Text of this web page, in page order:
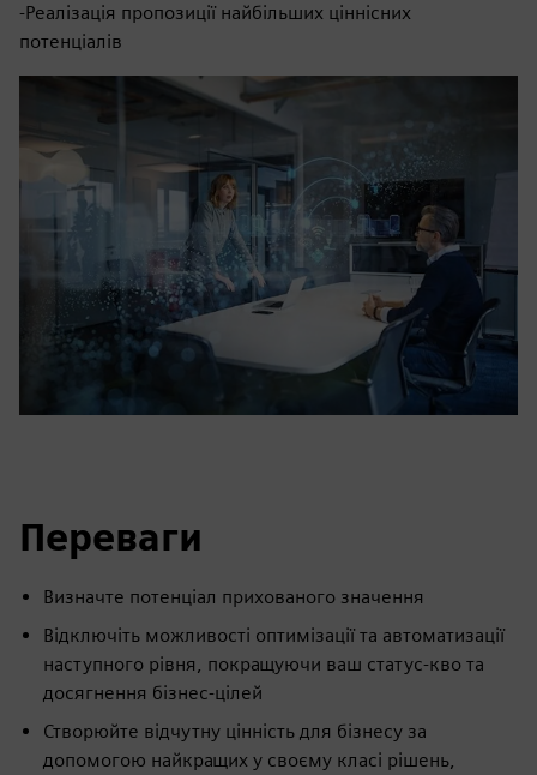
-Реалізація пропозиції найбільших ціннісних
потенціалів
Переваги
Визначте потенціал прихованого значення
Відключіть можливості оптимізації та автоматизації
наступного рівня, покращуючи ваш статус-кво та
досягнення бізнес-цілей
Створюйте відчутну цінність для бізнесу за
допомогою найкращих у своєму класі рішень,